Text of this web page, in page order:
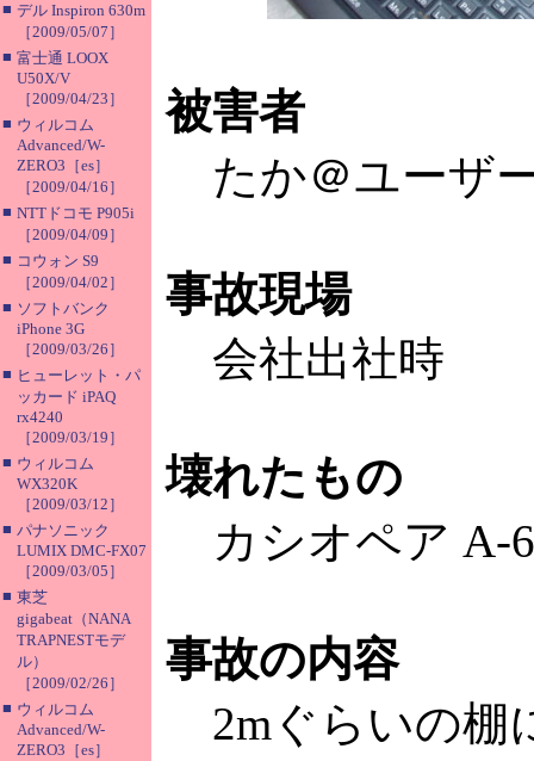
■ デル Inspiron 630m
［2009/05/07］
■ 富士通 LOOX
U50X/V
［2009/04/23］
■ ウィルコム
Advanced/W-
ZERO3［es］
［2009/04/16］
■ NTTドコモ P905i
［2009/04/09］
■ コウォン S9
［2009/04/02］
■ ソフトバンク
iPhone 3G
［2009/03/26］
■ ヒューレット・パ
ッカード iPAQ
rx4240
［2009/03/19］
■ ウィルコム
WX320K
［2009/03/12］
■ パナソニック
LUMIX DMC-FX07
［2009/03/05］
■ 東芝
gigabeat（NANA
TRAPNESTモデ
ル）
［2009/02/26］
■ ウィルコム
Advanced/W-
ZERO3［es］
被害者
たか＠ユーザ
事故現場
会社出社時
壊れたもの
カシオペア A-
事故の内容
2mぐらいの棚